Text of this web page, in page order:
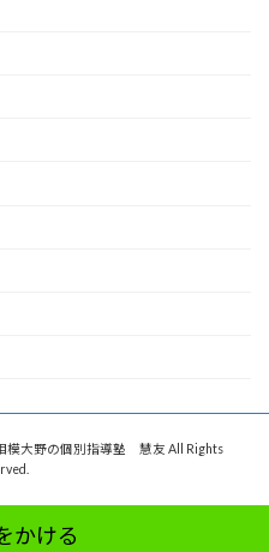
模大野の個別指導塾 慧友 All Rights
かける